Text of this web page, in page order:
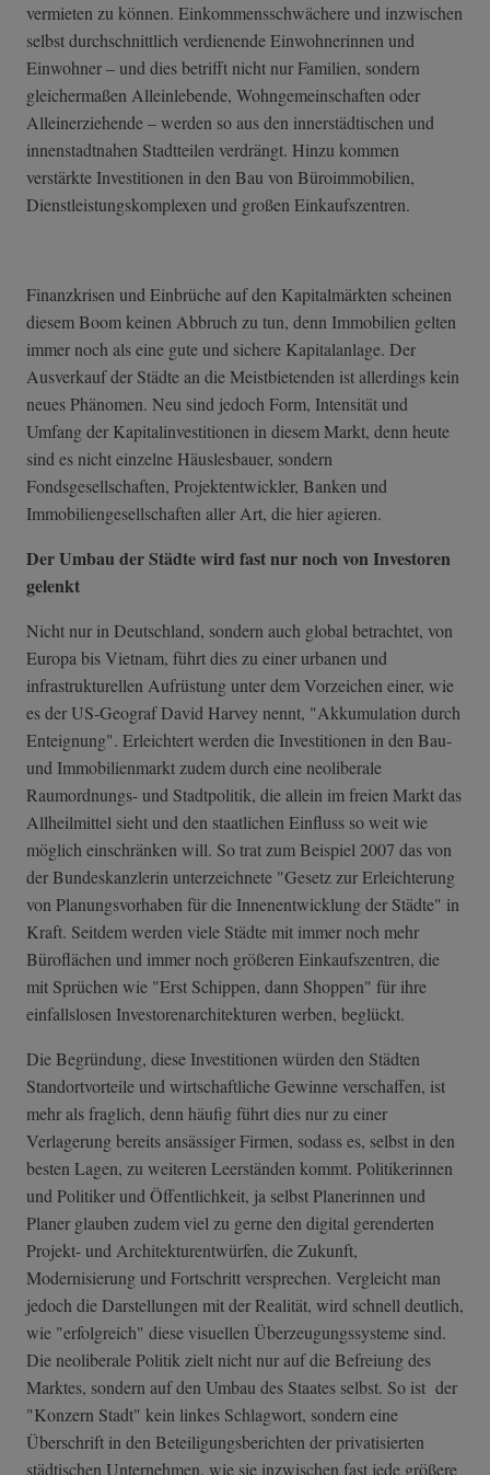
vermieten zu können. Einkommensschwächere und inzwischen
selbst durchschnittlich verdienende Einwohnerinnen und
Einwohner – und dies betrifft nicht nur Familien, sondern
gleichermaßen Alleinlebende, Wohngemeinschaften oder
Alleinerziehende – werden so aus den innerstädtischen und
innenstadtnahen Stadtteilen verdrängt. Hinzu kommen
verstärkte Investitionen in den Bau von Büroimmobilien,
Dienstleistungskomplexen und großen Einkaufszentren.
Finanzkrisen und Einbrüche auf den Kapitalmärkten scheinen
diesem Boom keinen Abbruch zu tun, denn Immobilien gelten
immer noch als eine gute und sichere Kapitalanlage. Der
Ausverkauf der Städte an die Meistbietenden ist allerdings kein
neues Phänomen. Neu sind jedoch Form, Intensität und
Umfang der Kapitalinvestitionen in diesem Markt, denn heute
sind es nicht einzelne Häuslesbauer, sondern
Fondsgesellschaften, Projektentwickler, Banken und
Immobiliengesellschaften aller Art, die hier agieren.
Der Umbau der Städte wird fast nur noch von Investoren
gelenkt
Nicht nur in Deutschland, sondern auch global betrachtet, von
Europa bis Vietnam, führt dies zu einer urbanen und
infrastrukturellen Aufrüstung unter dem Vorzeichen einer, wie
es der US-Geograf David Harvey nennt, "Akkumulation durch
Enteignung". Erleichtert werden die Investitionen in den Bau-
und Immobilienmarkt zudem durch eine neoliberale
Raumordnungs- und Stadtpolitik, die allein im freien Markt das
Allheilmittel sieht und den staatlichen Einfluss so weit wie
möglich einschränken will. So trat zum Beispiel 2007 das von
der Bundeskanzlerin unterzeichnete "Gesetz zur Erleichterung
von Planungsvorhaben für die Innenentwicklung der Städte" in
Kraft. Seitdem werden viele Städte mit immer noch mehr
Büroflächen und immer noch größeren Einkaufszentren, die
mit Sprüchen wie "Erst Schippen, dann Shoppen" für ihre
einfallslosen Investorenarchitekturen werben, beglückt.
Die Begründung, diese Investitionen würden den Städten
Standortvorteile und wirtschaftliche Gewinne verschaffen, ist
mehr als fraglich, denn häufig führt dies nur zu einer
Verlagerung bereits ansässiger Firmen, sodass es, selbst in den
besten Lagen, zu weiteren Leerständen kommt. Politikerinnen
und Politiker und Öffentlichkeit, ja selbst Planerinnen und
Planer glauben zudem viel zu gerne den digital gerenderten
Projekt- und Architekturentwürfen, die Zukunft,
Modernisierung und Fortschritt versprechen. Vergleicht man
jedoch die Darstellungen mit der Realität, wird schnell deutlich,
wie "erfolgreich" diese visuellen Überzeugungssysteme sind.
Die neoliberale Politik zielt nicht nur auf die Befreiung des
Marktes, sondern auf den Umbau des Staates selbst. So ist der
"Konzern Stadt" kein linkes Schlagwort, sondern eine
Überschrift in den Beteiligungsberichten der privatisierten
städtischen Unternehmen, wie sie inzwischen fast jede größere